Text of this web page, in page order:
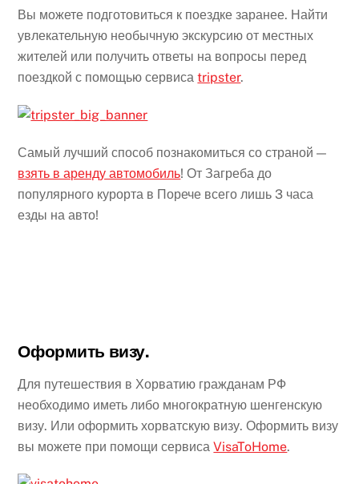
Вы можете подготовиться к поездке заранее. Найти
увлекательную необычную экскурсию от местных
жителей или получить ответы на вопросы перед
поездкой с помощью сервисаtripster.
Самый лучший способ познакомиться со страной —
взять в аренду автомобиль! От Загреба до
популярного курорта в Порече всего лишь 3 часа
езды на авто!
Оформить визу.
Для путешествия в Хорватию гражданам РФ
необходимо иметь либо многократную шенгенскую
визу. Или оформить хорватскую визу. Оформить визу
вы можете при помощи сервисаVisaToHome.